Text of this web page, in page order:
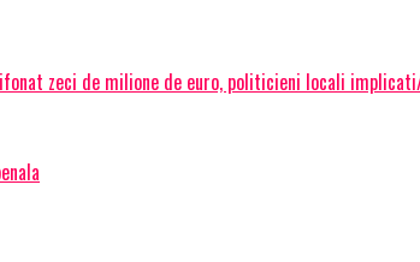
zeci de milione de euro, politicieni locali